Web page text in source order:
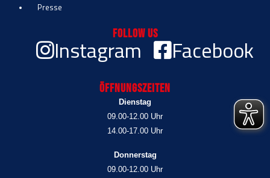
Presse
Follow Us
Instagram Facebook
Öffnungszeiten
Dienstag
09.00-12.00 Uhr
14.00-17.00 Uhr
Donnerstag
09.00-12.00 Uhr